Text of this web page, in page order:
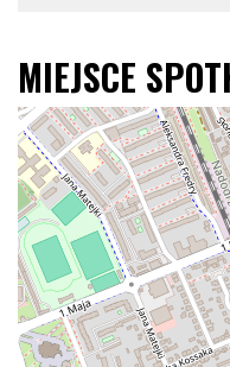
MIEJSCE